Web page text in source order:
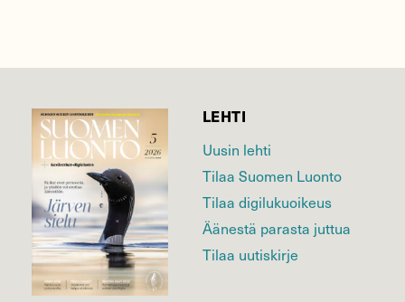
LEHTI
Uusin lehti
Tilaa Suomen Luonto
Tilaa digilukuoikeus
Äänestä parasta juttua
Tilaa uutiskirje